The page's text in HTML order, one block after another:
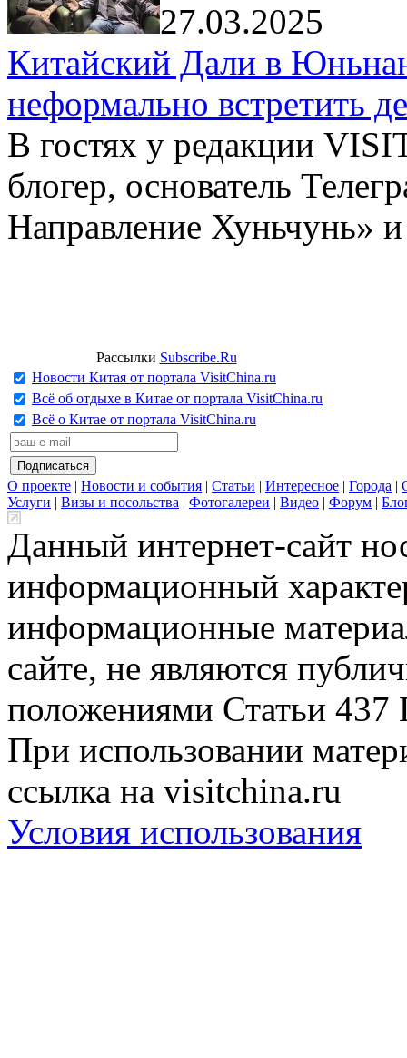
27.03.2025
Китайский Дали в
неформально встретить
В гостях у редакции
блогер, основатель
Направление Хуньчунь»
Рассылки Subscribe.Ru
Новости Китая от портала VisitChina.ru
Всё об отдыхе в Китае от портала VisitChina.ru
Всё о Китае от портала VisitChina.ru
О проекте | Новости и события | Статьи | Интересное | Города |
Услуги | Визы и посольства | Фотогалереи | Видео | Форум |
Данный интернет-сайт
информационный
информационные
сайте, не являются
положениями Статьи 437
При использовании
ссылка на visitchina.ru
Условия использования